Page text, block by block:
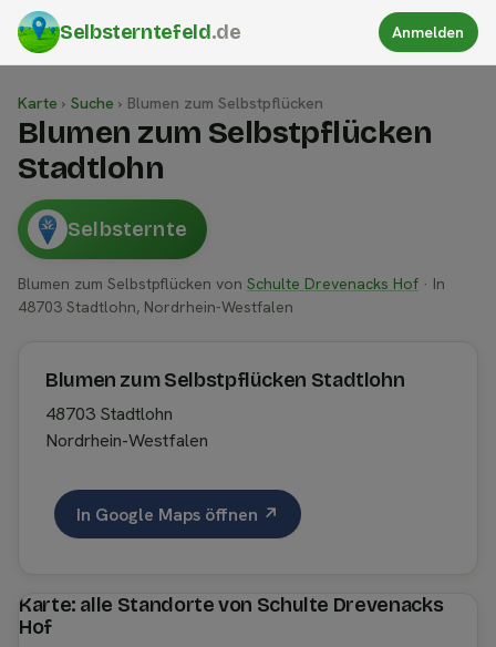
Selbsterntefeld.de Anmelden
Karte › Suche › Blumen zum Selbstpflücken
Blumen zum Selbstpflücken
Stadtlohn
Selbsternte
Blumen zum Selbstpflücken von Schulte Drevenacks Hof · In
48703 Stadtlohn, Nordrhein-Westfalen
Blumen zum Selbstpflücken Stadtlohn
48703 Stadtlohn
Nordrhein-Westfalen
In Google Maps öffnen ↗
Karte: alle Standorte von Schulte Drevenacks
Hof